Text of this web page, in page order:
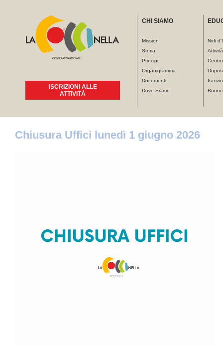
ISCRIZIONI ALLE
ATTIVITÀ
CHI SIAMO
Mission
Storia
Principi
Organigramma
Documenti
Dove Siamo
Nidi
Buoni
Tu sei qui
Chiusura Uffici lunedì 1 giugno 2026